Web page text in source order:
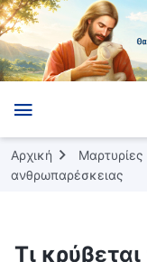
Αρχική Μαρτυρίες
ανθρωπαρέσκειας
Τι